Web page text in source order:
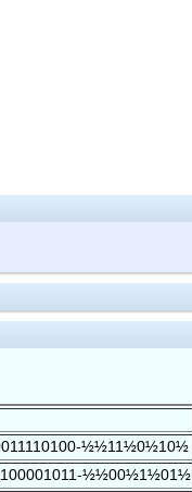
½½11½0½10½
½½00½1½01½